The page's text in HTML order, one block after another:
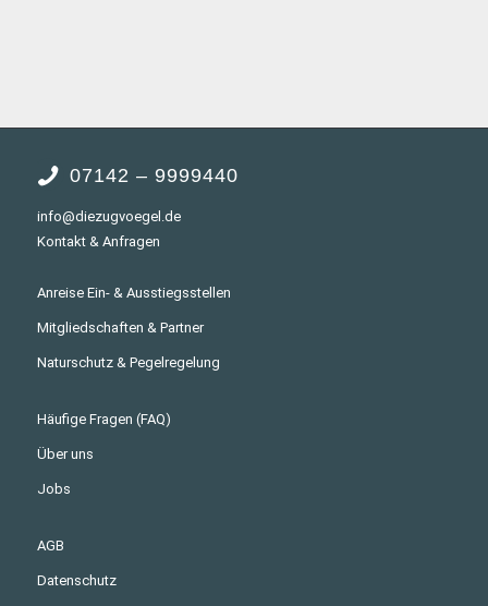
07142 – 9999440
info@diezugvoegel.de
Kontakt & Anfragen
Anreise Ein- & Ausstiegsstellen
Mitgliedschaften & Partner
Naturschutz & Pegelregelung
Häufige Fragen (FAQ)
Über uns
Jobs
AGB
Datenschutz